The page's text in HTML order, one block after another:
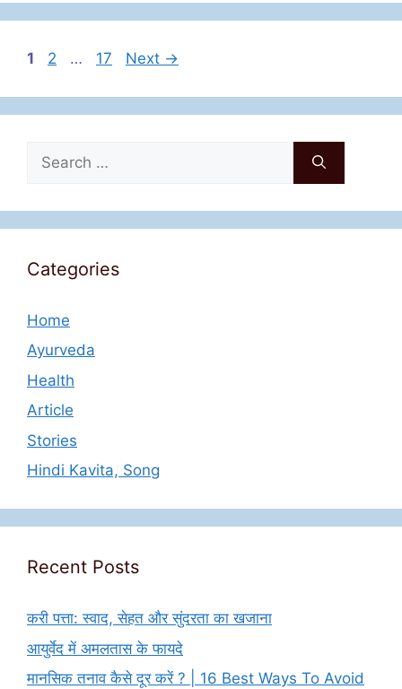
Page
1 Page
2 … Page
17 Next →
for:
Categories
Home
Ayurveda
Health
Article
Stories
Hindi Kavita, Song
Recent Posts
करी पत्ता: स्वाद, सेहत और सुंदरता का खजाना
आयुर्वेद में अमलतास के फायदे
मानसिक तनाव कैसे दूर करें ? | 16 Best Ways To Avoid